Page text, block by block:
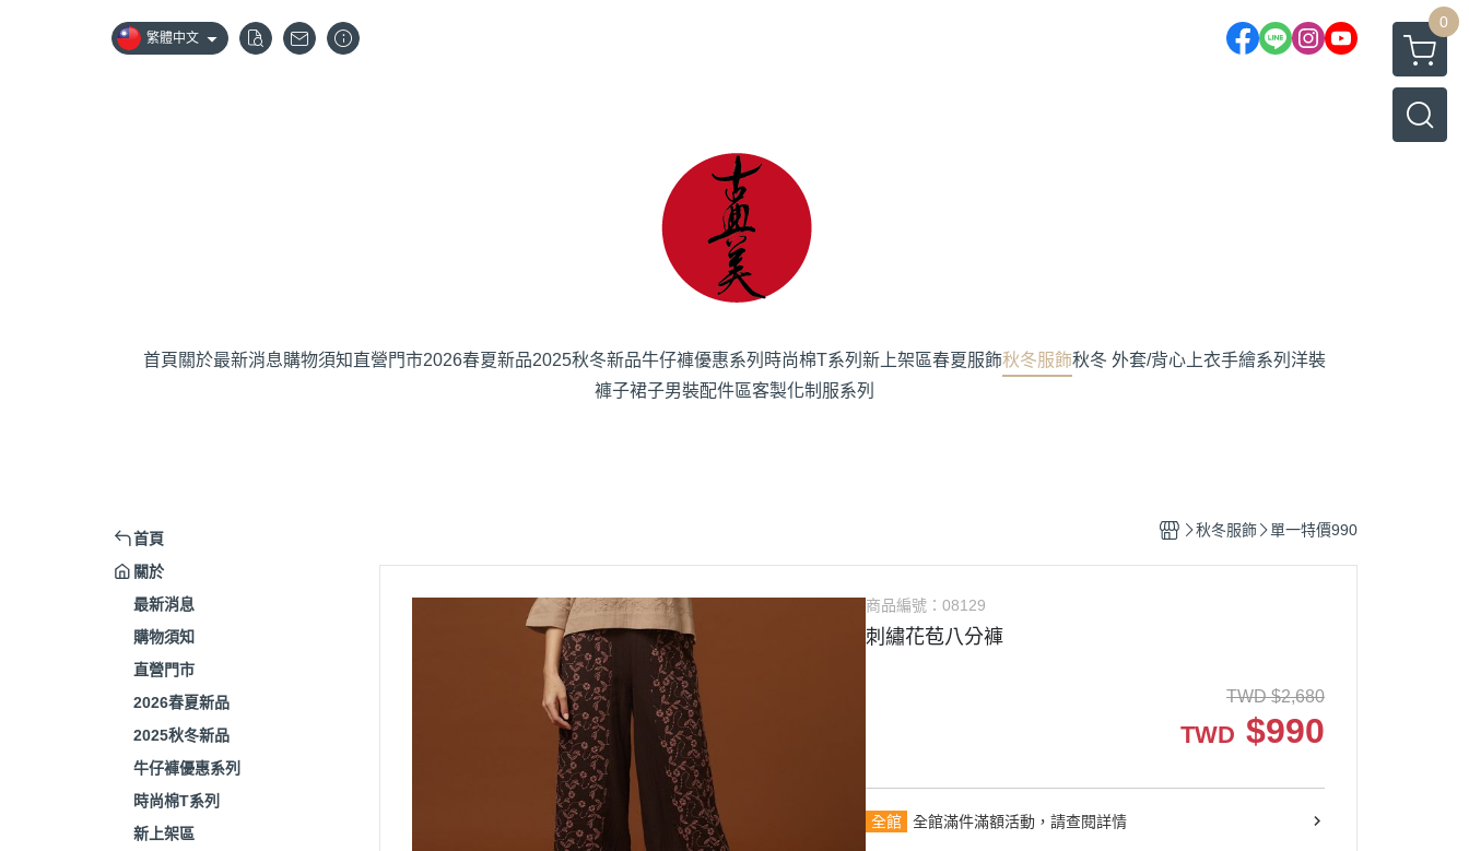
繁體中文
0
首頁 關於最新消息購物須知直營門市2026春夏新品2025秋冬新品牛仔褲優惠系列 時尚棉T系列 新上架區春夏服飾秋冬服飾秋冬 外套/背心 上衣手繪系列 洋裝
褲子裙子男裝配件區客製化制服系列
首頁
關於
最新消息
購物須知
直營門市
2026春夏新品
2025秋冬新品
牛仔褲優惠系列
時尚棉T系列
新上架區
秋冬服飾 單一特價990
商品編號：08129
刺繡花苞八分褲
TWD $2,680
TWD $990
全館 全館滿件滿額活動，請查閱詳情